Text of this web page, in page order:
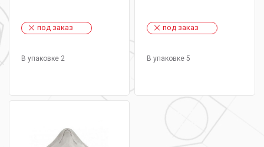
под заказ
В упаковке 2
под заказ
В упаковке 5